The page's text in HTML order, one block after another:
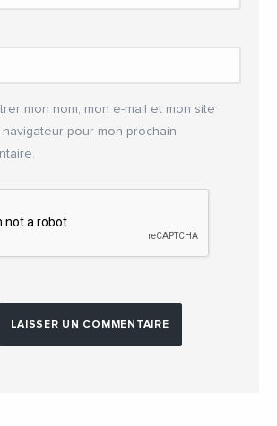
mon nom, mon e-mail et mon site
navigateur pour mon prochain